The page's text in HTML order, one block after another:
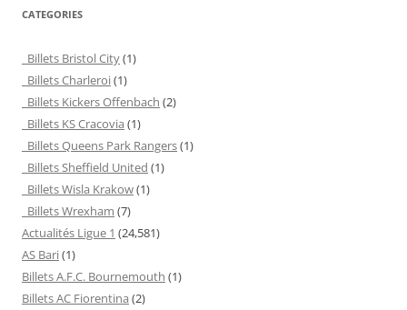
CATEGORIES
Billets Bristol City(1)
Billets Charleroi(1)
Billets Kickers Offenbach (2)
Billets KS Cracovia (1)
Billets Queens Park Rangers(1)
Billets Sheffield United (1)
Billets Wisla Krakow(1)
Billets Wrexham (7)
Actualités Ligue 1 (24,581)
AS Bari(1)
Billets A.F.C. Bournemouth (1)
Billets AC Fiorentina (2)